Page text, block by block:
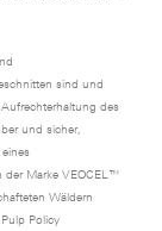
sind und
des
und sicher,
der Marke VEOCEL™
Wäldern
Policy